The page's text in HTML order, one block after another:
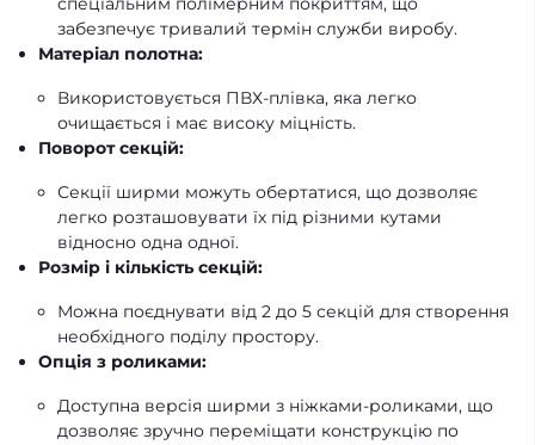
забезпечує тривалий термін служби виробу.
Матеріал полотна:
Використовується ПВХ-плівка, яка легко
очищається і має високу міцність.
Поворот секцій:
Секції ширми можуть обертатися, що дозволяє
легко розташовувати їх під різними кутами
відносно одна одної.
Розмір і кількість секцій:
Можна поєднувати від 2 до 5 секцій для створення
необхідного поділу простору.
Опція з роликами:
Доступна версія ширми з ніжками-роликами, що
дозволяє зручно переміщати конструкцію по